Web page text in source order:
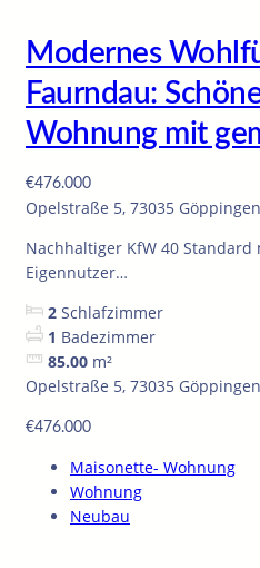
Modernes
Faurndau:
Wohnung mit
€476.000
Opelstraße 5, 73035 Göppingen
Nachhaltiger KfW 40
Eigennutzer…
2 Schlafzimmer
1 Badezimmer
85.00 m²
Opelstraße 5, 73035 Göppingen
€476.000
Maisonette- Wohnung
Wohnung
Neubau